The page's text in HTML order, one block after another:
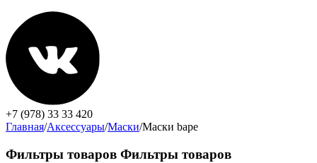
+7 (978) 33 33 420
Главная/Аксессуары/Маски/Маски bape
Фильтры товаров Фильтры товаров